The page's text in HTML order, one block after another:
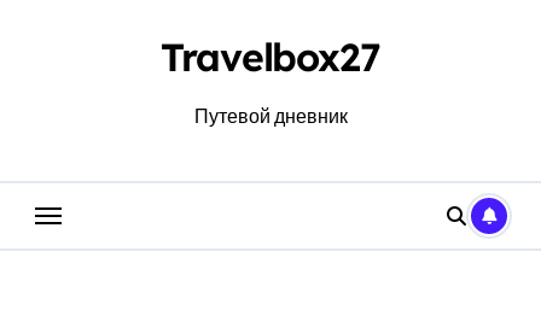
Travelbox27
Путевой дневник